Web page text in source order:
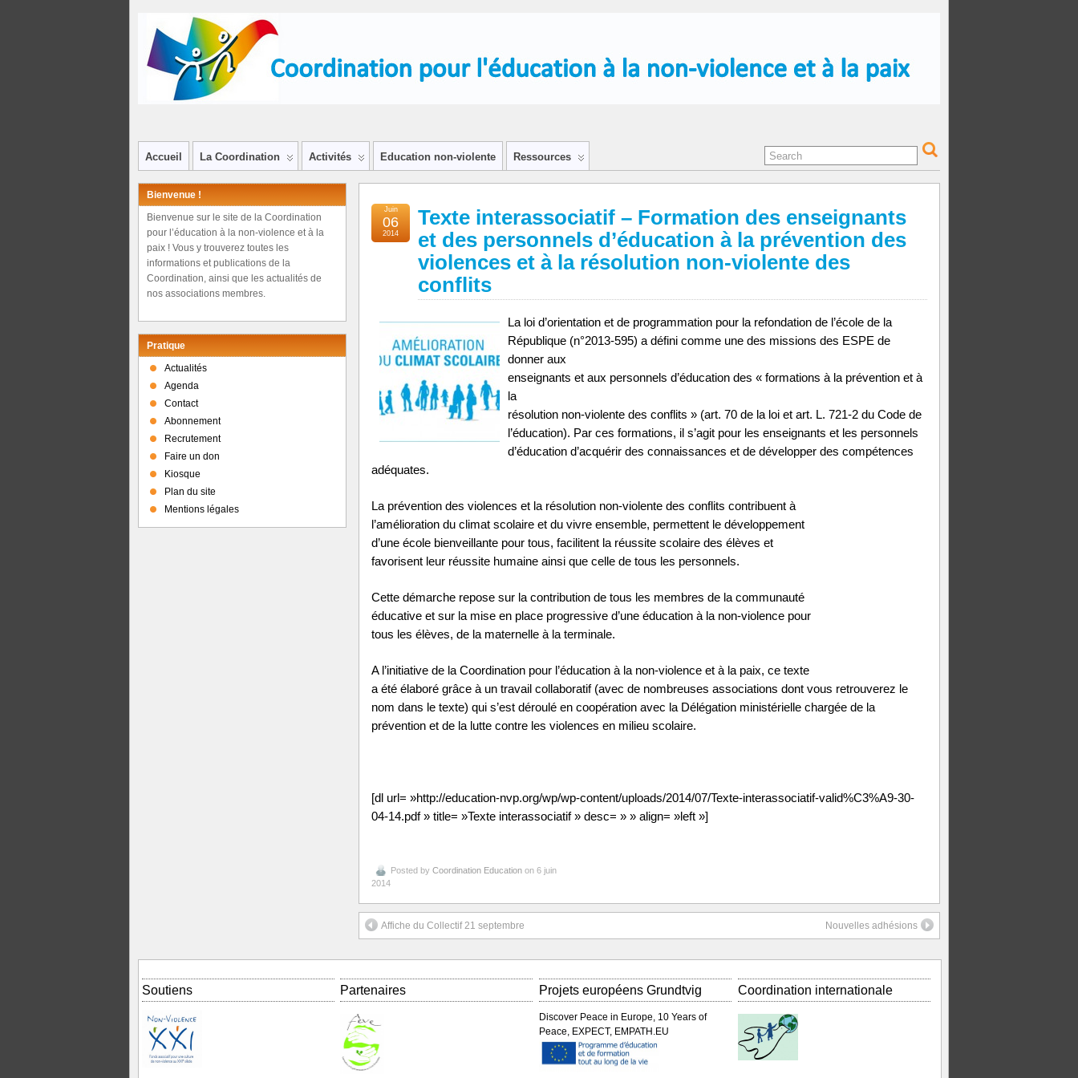
Accueil La Coordination Activités Education non-violente Ressources
Texte interassociatif – Formation des enseignants
et des personnels d’éducation à la prévention des
violences et à la résolution non-violente des
conflits
Juin
06
2014
La loi d’orientation et de programmation pour la refondation de l’école de la
République (n°2013-595) a défini comme une des missions des ESPE de
donner aux
enseignants et aux personnels d’éducation des « formations à la prévention et à
la
résolution non-violente des conflits » (art. 70 de la loi et art. L. 721-2 du Code de
l’éducation). Par ces formations, il s’agit pour les enseignants et les personnels
d’éducation d’acquérir des connaissances et de développer des compétences
adéquates.
La prévention des violences et la résolution non-violente des conflits contribuent à
l’amélioration du climat scolaire et du vivre ensemble, permettent le développement
d’une école bienveillante pour tous, facilitent la réussite scolaire des élèves et
favorisent leur réussite humaine ainsi que celle de tous les personnels.
Cette démarche repose sur la contribution de tous les membres de la communauté
éducative et sur la mise en place progressive d’une éducation à la non-violence pour
tous les élèves, de la maternelle à la terminale.
A l’initiative de la Coordination pour l’éducation à la non-violence et à la paix, ce texte
a été élaboré grâce à un travail collaboratif (avec de nombreuses associations dont vous retrouverez le
nom dans le texte) qui s’est déroulé en coopération avec la Délégation ministérielle chargée de la
prévention et de la lutte contre les violences en milieu scolaire.
[dl url= »http://education-nvp.org/wp/wp-content/uploads/2014/07/Texte-interassociatif-valid%C3%A9-30-
04-14.pdf » title= »Texte interassociatif » desc= » » align= »left »]
Posted by Coordination Education on 6 juin
2014
Affiche du Collectif 21 septembre Nouvelles adhésions
Bienvenue !
Bienvenue sur le site de la Coordination
pour l’éducation à la non-violence et à la
paix ! Vous y trouverez toutes les
informations et publications de la
Coordination, ainsi que les actualités de
nos associations membres.
Pratique
Actualités
Agenda
Contact
Abonnement
Recrutement
Faire un don
Kiosque
Plan du site
Mentions légales
Soutiens Partenaires Projets européens Grundtvig
Discover Peace in Europe, 10 Years of
Peace, EXPECT, EMPATH.EU
Coordination internationale